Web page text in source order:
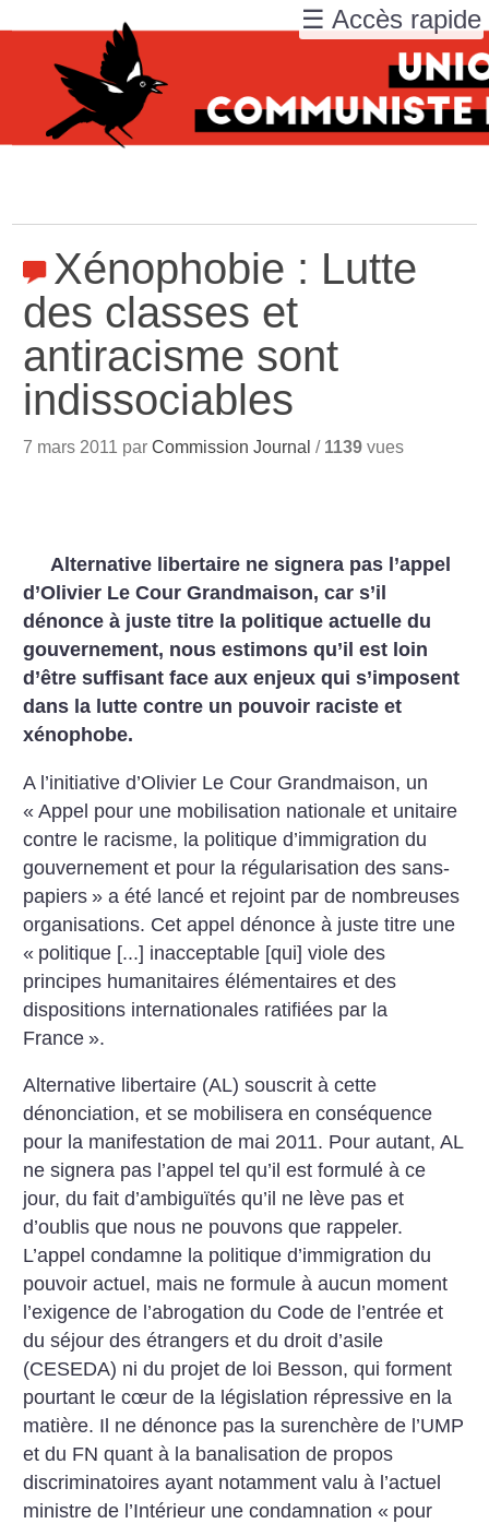
Xénophobie : Lutte
des classes et
antiracisme sont
indissociables
7 mars 2011 parCommission Journal / 1139 vues
Alternative libertaire ne signera pas l’appel
d’Olivier Le Cour Grandmaison, car s’il
dénonce à juste titre la politique actuelle du
gouvernement, nous estimons qu’il est loin
d’être suffisant face aux enjeux qui s’imposent
dans la lutte contre un pouvoir raciste et
xénophobe.
A l’initiative d’Olivier Le Cour Grandmaison, un
« Appel pour une mobilisation nationale et unitaire
contre le racisme, la politique d’immigration du
gouvernement et pour la régularisation des sans-
papiers » a été lancé et rejoint par de nombreuses
organisations. Cet appel dénonce à juste titre une
« politique [...] inacceptable [qui] viole des
principes humanitaires élémentaires et des
dispositions internationales ratifiées par la
France ».
Alternative libertaire (AL) souscrit à cette
dénonciation, et se mobilisera en conséquence
pour la manifestation de mai 2011. Pour autant, AL
ne signera pas l’appel tel qu’il est formulé à ce
jour, du fait d’ambiguïtés qu’il ne lève pas et
d’oublis que nous ne pouvons que rappeler.
L’appel condamne la politique d’immigration du
pouvoir actuel, mais ne formule à aucun moment
l’exigence de l’abrogation du Code de l’entrée et
du séjour des étrangers et du droit d’asile
(CESEDA) ni du projet de loi Besson, qui forment
pourtant le cœur de la législation répressive en la
matière. Il ne dénonce pas la surenchère de l’UMP
et du FN quant à la banalisation de propos
discriminatoires ayant notamment valu à l’actuel
ministre de l’Intérieur une condamnation « pour
☰ Accès rapide